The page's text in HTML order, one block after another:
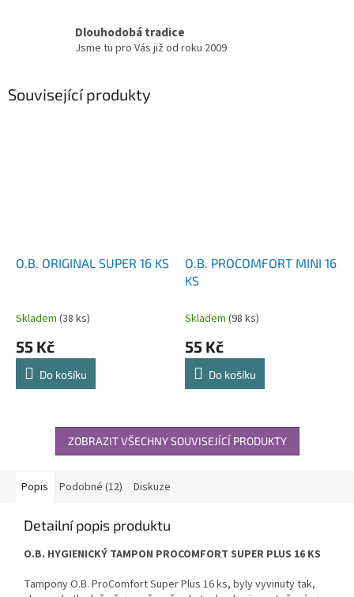
Dlouhodobá tradice
Jsme tu pro Vás již od roku 2009
Související produkty
O.B. ORIGINAL SUPER 16 KS
Skladem (38 ks)
55 Kč
Do košíku
O.B. PROCOMFORT MINI 16
KS
Skladem (98 ks)
55 Kč
Do košíku
ZOBRAZIT VŠECHNY SOUVISEJÍCÍ PRODUKTY
Popis Podobné (12) Diskuze
Detailní popis produktu
O.B. HYGIENICKÝ TAMPON PROCOMFORT SUPER PLUS 16 KS
Tampony O.B. ProComfort Super Plus 16 ks, byly vyvinuty tak,